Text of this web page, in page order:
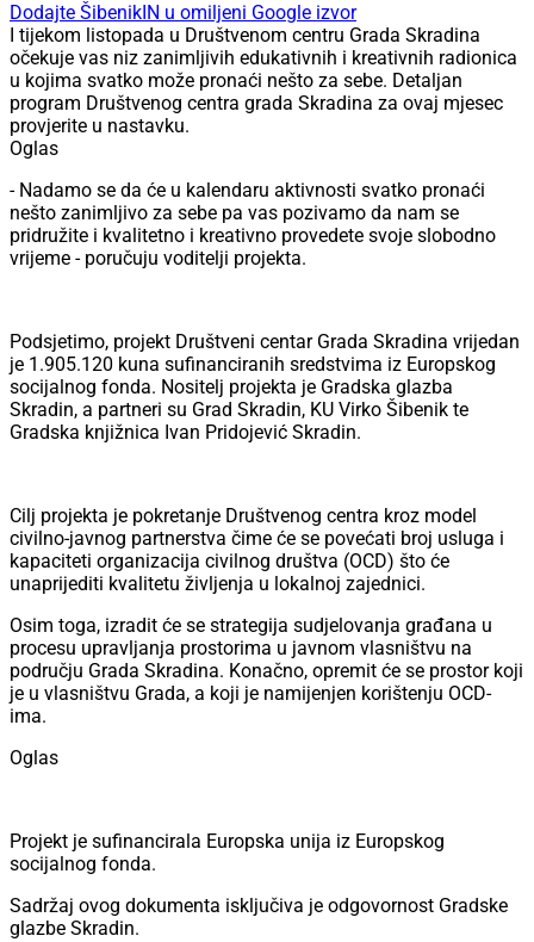
Dodajte ŠibenikIN u omiljeni Google izvor
I tijekom listopada u Društvenom centru Grada Skradina
očekuje vas niz zanimljivih edukativnih i kreativnih radionica
u kojima svatko može pronaći nešto za sebe. Detaljan
program Društvenog centra grada Skradina za ovaj mjesec
provjerite u nastavku.
Oglas
- Nadamo se da će u kalendaru aktivnosti svatko pronaći
nešto zanimljivo za sebe pa vas pozivamo da nam se
pridružite i kvalitetno i kreativno provedete svoje slobodno
vrijeme - poručuju voditelji projekta.
Podsjetimo, projekt Društveni centar Grada Skradina vrijedan
je 1.905.120 kuna sufinanciranih sredstvima iz Europskog
socijalnog fonda. Nositelj projekta je Gradska glazba
Skradin, a partneri su Grad Skradin, KU Virko Šibenik te
Gradska knjižnica Ivan Pridojević Skradin.
Cilj projekta je pokretanje Društvenog centra kroz model
civilno-javnog partnerstva čime će se povećati broj usluga i
kapaciteti organizacija civilnog društva (OCD) što će
unaprijediti kvalitetu življenja u lokalnoj zajednici.
Osim toga, izradit će se strategija sudjelovanja građana u
procesu upravljanja prostorima u javnom vlasništvu na
području Grada Skradina. Konačno, opremit će se prostor koji
je u vlasništvu Grada, a koji je namijenjen korištenju OCD-
ima.
Oglas
Projekt je sufinancirala Europska unija iz Europskog
socijalnog fonda.
Sadržaj ovog dokumenta isključiva je odgovornost Gradske
glazbe Skradin.